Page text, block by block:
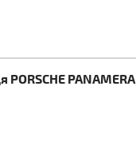
PANAMERA